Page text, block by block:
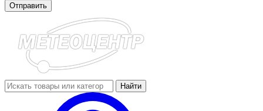
Отправить
Найти